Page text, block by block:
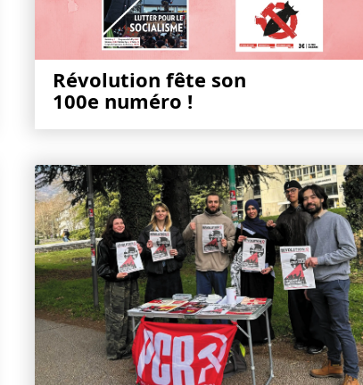
Révolution fête son
100e numéro !